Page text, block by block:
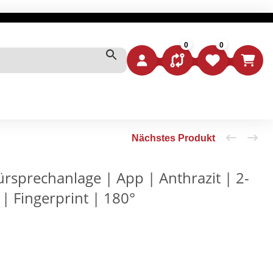
0
VERGLEICHSLISTE
0
WUNSCHZETTEL
| App | Anthrazit | 2-
Fingerprint | 180°